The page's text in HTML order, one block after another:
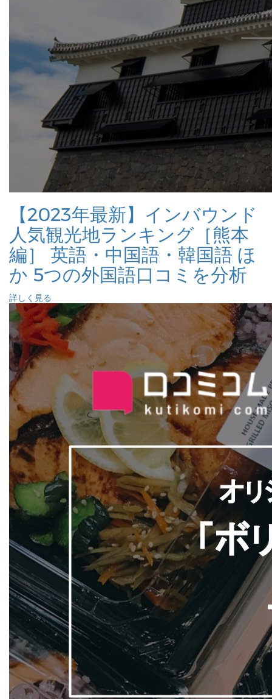
【2023年最新】インバウンド
人気観光地ランキング［熊本
編］ 英語・中国語・韓国語 ほ
か 5つの外国語口コミを分析
詳しく見る